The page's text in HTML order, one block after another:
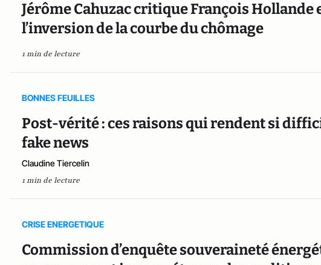
Jérôme Cahuzac critique François Hollande
l’inversion de la courbe du chômage
1 min de lecture
BONNES FEUILLES
Post-vérité : ces raisons qui rendent si
fake news
Claudine Tiercelin
1 min de lecture
CRISE ENERGETIQUE
Commission d’enquête souveraineté